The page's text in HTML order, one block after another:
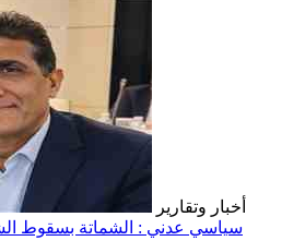
أخبار وتقارير
سياسي عدني : الشماتة بسقوط